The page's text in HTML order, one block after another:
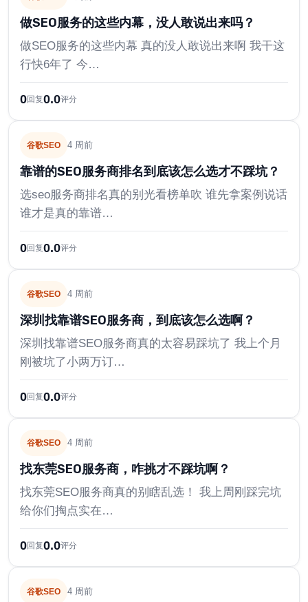
做SEO服务的这些内幕，没人敢说出来吗？
做SEO服务的这些内幕 真的没人敢说出来啊 我干这
行快6年了 今…
0回复0.0评分
谷歌SEO 4 周前
靠谱的SEO服务商排名到底该怎么选才不踩坑？
选seo服务商排名真的别光看榜单吹 谁先拿案例说话
谁才是真的靠谱…
0回复0.0评分
谷歌SEO 4 周前
深圳找靠谱SEO服务商，到底该怎么选啊？
深圳找靠谱SEO服务商真的太容易踩坑了 我上个月
刚被坑了小两万订…
0回复0.0评分
谷歌SEO 4 周前
找东莞SEO服务商，咋挑才不踩坑啊？
找东莞SEO服务商真的别瞎乱选！ 我上周刚踩完坑
给你们掏点实在…
0回复0.0评分
谷歌SEO 4 周前